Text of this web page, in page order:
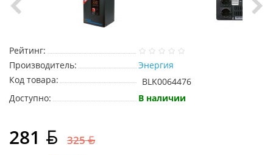
Рейтинг:
Производитель:
Энергия
Код товара:
BLK0064476
Доступно:
В наличии
281 325